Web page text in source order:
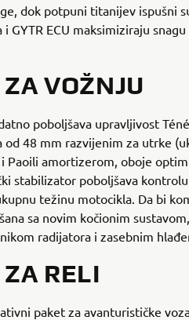
dok potpuni titanijev ispušni
GYTR ECU maksimiziraju
VOŽNJU
poboljšava upravljivost
od 48 mm razvijenim za utrke
Paoili amortizerom, oboje
stabilizator poboljšava
težinu motocikla. Da bi
sa novim kočionim
radijatora i zasebnim
RELI
paket za avanturističke